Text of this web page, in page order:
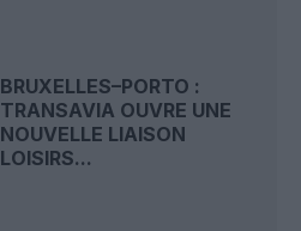
BRUXELLES–PORTO :
TRANSAVIA OUVRE UNE
NOUVELLE LIAISON
LOISIRS...